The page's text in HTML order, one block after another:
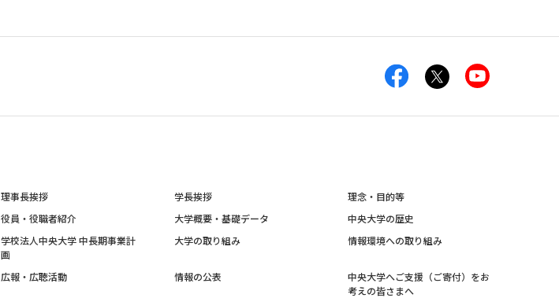
理事長挨拶 学長挨拶
理念・目的等
役員・役職者紹介
大学概要・基礎データ
中央大学の歴史
学校法人中央大学 中長期事業計
画
大学の取り組み 情報環境への取り組み
広報・広聴活動 情報の公表
中央大学へご支援（ご寄付）をお
考えの皆さまへ